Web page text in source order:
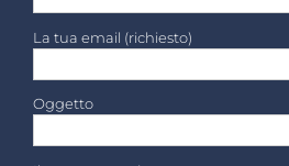
La tua email (richiesto)
Oggetto